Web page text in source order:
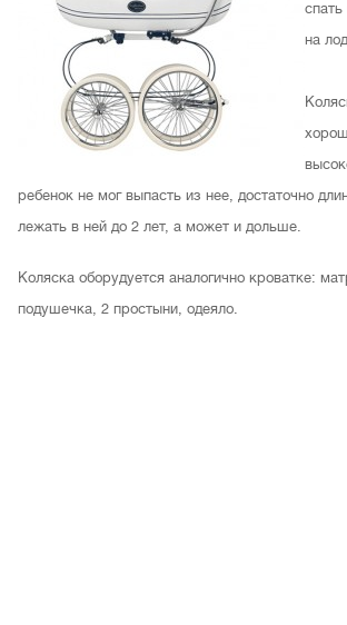
на
ребенок не мог выпасть из нее, достаточно
лежать в ней до 2 лет, а может и дольше.
Коляска оборудуется аналогично кроватке:
подушечка, 2 простыни, одеяло.